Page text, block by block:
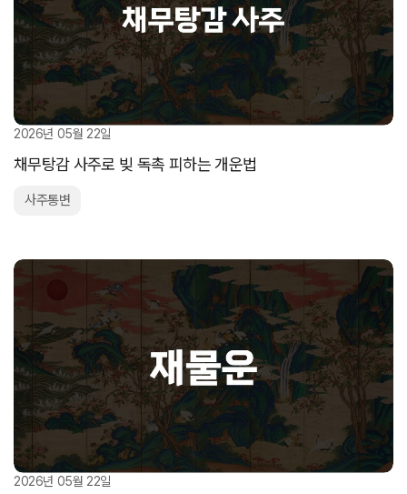
2026년 05월 22일
채무탕감 사주로 빚 독촉 피하는 개운법
사주통변
2026년 05월 22일